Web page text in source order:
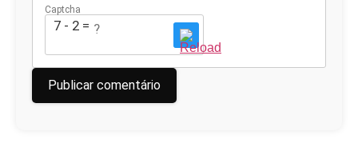
Captcha
7 - 2 = ?